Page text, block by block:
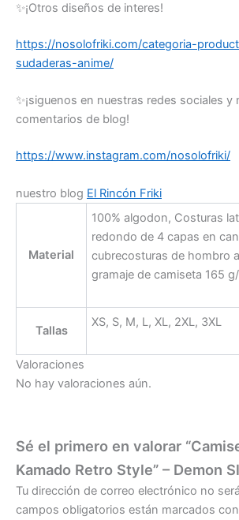
✨¡Otros diseños de interes!
https://nosolofriki.com/categoria-
sudaderas-anime/
✨¡siguenos en nuestras redes sociales y
comentarios de blog!
https://www.instagram.com/nosolofriki/
nuestro blog El Rincón Friki
Material
100% algodon, Costuras
redondo de 4 capas en
cubrecosturas de hombro
gramaje de camiseta 165
Tallas
XS, S, M, L, XL, 2XL, 3XL
Valoraciones
No hay valoraciones aún.
Sé el primero en valorar
Kamado Retro Style” – Demon
Tu dirección de correo electrónico no
campos obligatorios están marcados con